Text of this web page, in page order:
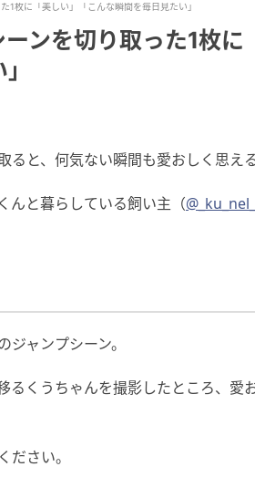
枚に「美しい」「こんな瞬間を毎日見たい」
ンを切り取った1枚に
と、何気ない瞬間も愛おしく思える
くんと暮らしている飼い主（@_ku_nel_
ャンプシーン。
るくうちゃんを撮影したところ、愛
さい。